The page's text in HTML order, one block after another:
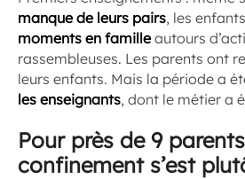
manque de leurs pairs, les
moments en familleautours
rassembleuses. Les parents ont
leurs enfants. Mais la période a
les enseignants, dont le métier a
Pour près de 9
confinement s’est